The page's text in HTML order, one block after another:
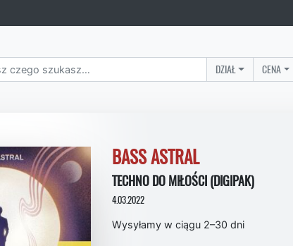
DZIAŁ CENA
BASS ASTRAL
TECHNO DO MIŁOŚCI (DIGIPAK)
4.03.2022
Wysyłamy w ciągu 2–30 dni